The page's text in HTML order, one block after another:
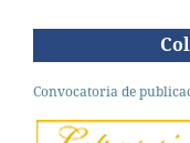
Convocatoria de